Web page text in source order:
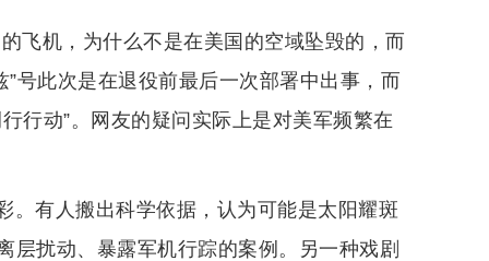
飞机，为什么不是在美国的空域坠毁的，而
号此次是在退役前最后一次部署中出事，而
行动”。网友的疑问实际上是对美军频繁在
。有人搬出科学依据，认为可能是太阳耀斑
层扰动、暴露军机行踪的案例。另一种戏剧